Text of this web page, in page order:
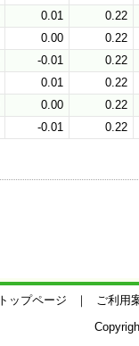
0.01
0.22
0.00
0.22
-0.01
0.22
0.01
0.22
0.00
0.22
-0.01 0.22
トップページ
ご利用